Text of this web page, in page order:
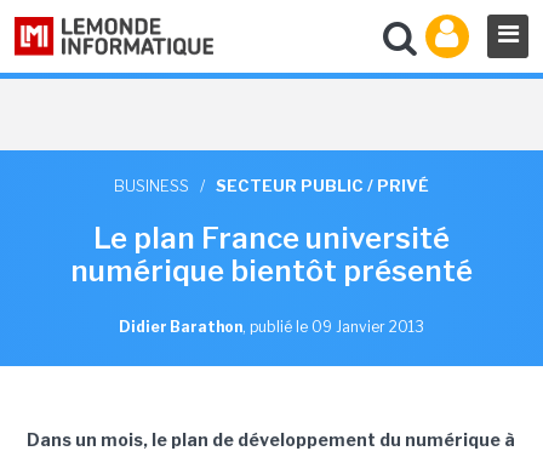
BUSINESS / SECTEUR PUBLIC / PRIVÉ
Le plan France université
numérique bientôt présenté
Didier Barathon, publié le 09 Janvier 2013
Dans un mois, le plan de développement du numérique à